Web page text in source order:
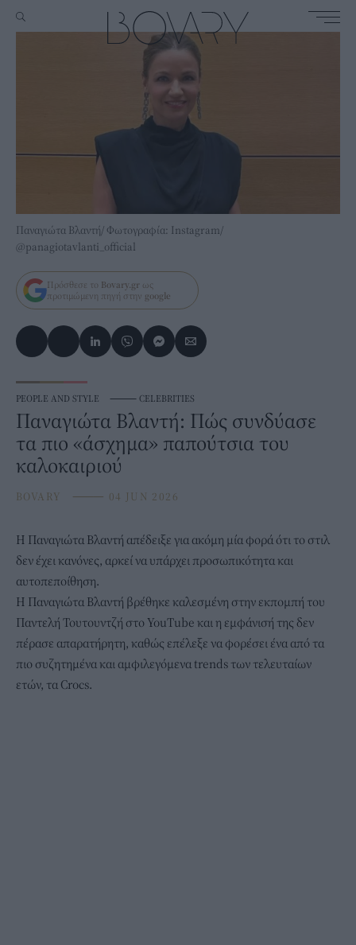
Παναγιώτα Βλαντή/ Φωτογραφία: Instagram/
@panagiotavlanti_official
Πρόσθεσε το Bovary.gr ως
προτιμώμενη πηγή στην google
PEOPLE AND STYLE ⸻ CELEBRITIES
Παναγιώτα Βλαντή: Πώς συνδύασε
τα πιο «άσχημα» παπούτσια του
καλοκαιριού
BOVARY ⸻ 04 JUN 2026
Η Παναγιώτα Βλαντή απέδειξε για ακόμη μία φορά ότι το στιλ
δεν έχει κανόνες, αρκεί να υπάρχει προσωπικότητα και
αυτοπεποίθηση.
Η Παναγιώτα Βλαντή βρέθηκε καλεσμένη στην εκπομπή του
Παντελή Τουτουντζή στο YouTube και η εμφάνισή της δεν
πέρασε απαρατήρητη, καθώς επέλεξε να φορέσει ένα από τα
πιο συζητημένα και αμφιλεγόμενα trends των τελευταίων
ετών, τα Crocs.